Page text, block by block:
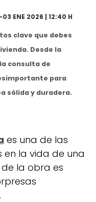
-03 ENE 2026 | 12:40 H
clave que debes
Desde la
consulta de
para
sólida y duradera.
es una de las
en la vida de una
la obra es